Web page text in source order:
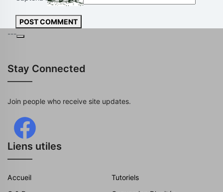
POST COMMENT
---
Stay Connected
Join people who receive site updates.
Liens utiles
Accueil
Tutoriels